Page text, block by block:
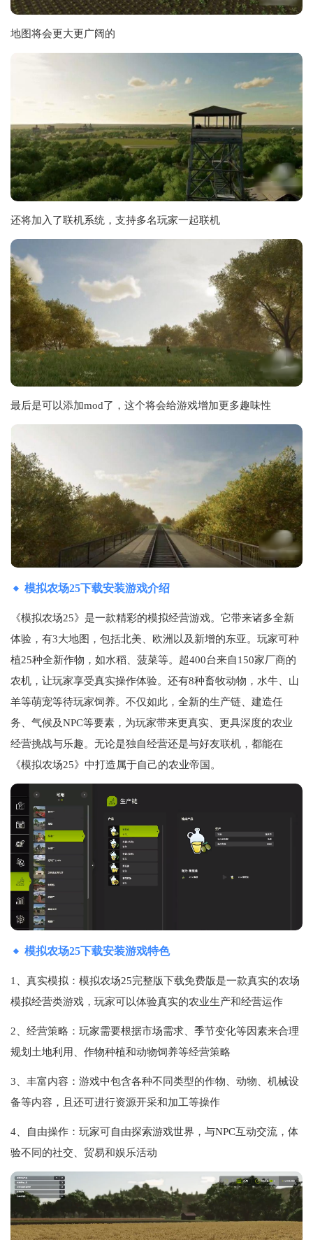
地图将会更大更广阔的
还将加入了联机系统，支持多名玩家一起联机
最后是可以添加mod了，这个将会给游戏增加更多趣味性
模拟农场25下载安装游戏介绍
《模拟农场25》是一款精彩的模拟经营游戏。它带来诸多全新
体验，有3大地图，包括北美、欧洲以及新增的东亚。玩家可种
植25种全新作物，如水稻、菠菜等。超400台来自150家厂商的
农机，让玩家享受真实操作体验。还有8种畜牧动物，水牛、山
羊等萌宠等待玩家饲养。不仅如此，全新的生产链、建造任
务、气候及NPC等要素，为玩家带来更真实、更具深度的农业
经营挑战与乐趣。无论是独自经营还是与好友联机，都能在
《模拟农场25》中打造属于自己的农业帝国。
模拟农场25下载安装游戏特色
1、真实模拟：模拟农场25完整版下载免费版是一款真实的农场
模拟经营类游戏，玩家可以体验真实的农业生产和经营运作
2、经营策略：玩家需要根据市场需求、季节变化等因素来合理
规划土地利用、作物种植和动物饲养等经营策略
3、丰富内容：游戏中包含各种不同类型的作物、动物、机械设
备等内容，且还可进行资源开采和加工等操作
4、自由操作：玩家可自由探索游戏世界，与NPC互动交流，体
验不同的社交、贸易和娱乐活动